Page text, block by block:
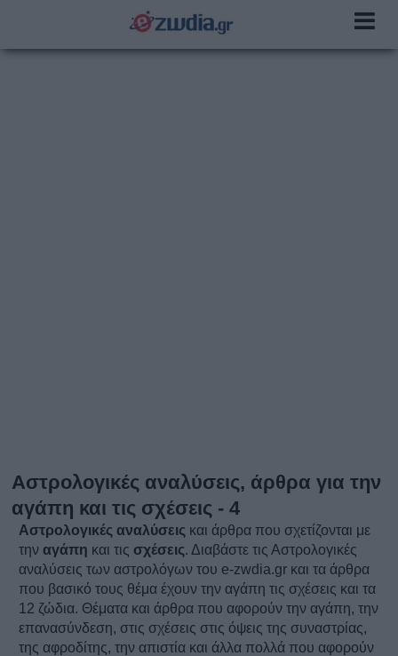
Αστρολογικές αναλύσεις, άρθρα για την
αγάπη και τις σχέσεις - 4
Αστρολογικές αναλύσεις και άρθρα που σχετίζονται με
την αγάπη και τις σχέσεις.Διαβάστε τιςΑστρολογικές
αναλύσεις των αστρολόγων του e-zwdia.gr και τα άρθρα
που βασικό τους θέμα έχουν την αγάπητις σχέσεις και τα
12 ζώδια. Θέματα και άρθρα που αφορούν την αγάπη, την
επανασύνδεση, στις σχέσεις στις όψεις της συναστρίας,
της αφροδίτης, την απιστία και άλλα πολλά που αφορούν